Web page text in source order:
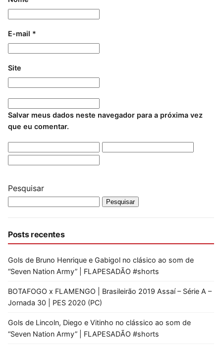
E-mail *
Site
Salvar meus dados neste navegador para a próxima vez
que eu comentar.
Pesquisar
Pesquisar
Posts recentes
Gols de Bruno Henrique e Gabigol no clásico ao som de
“Seven Nation Army” | FLAPESADÃO #shorts
BOTAFOGO x FLAMENGO | Brasileirão 2019 Assaí – Série A –
Jornada 30 | PES 2020 (PC)
Gols de Lincoln, Diego e Vitinho no clássico ao som de
“Seven Nation Army” | FLAPESADÃO #shorts